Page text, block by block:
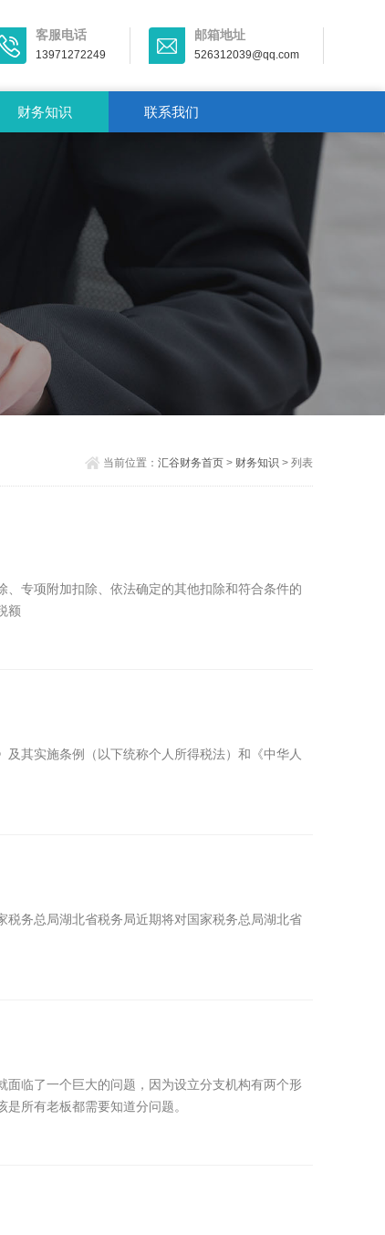
客服电话
13971272249
邮箱地址
526312039@qq.com
财务知识 联系我们
当前位置： 汇谷财务首页> 财务知识 > 列表
专项附加扣除、依法确定的其他扣除和符合条件的
额
其实施条例（以下统称个人所得税法）和《中华人
务总局湖北省税务局近期将对国家税务总局湖北省
临了一个巨大的问题，因为设立分支机构有两个形
所有老板都需要知道分问题。